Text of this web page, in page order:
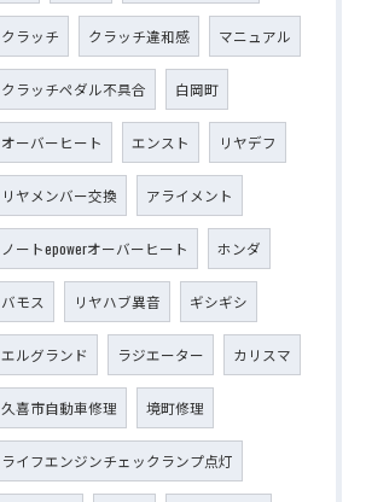
クラッチ クラッチ違和感 マニュアル
クラッチペダル不具合 白岡町
オーバーヒート エンスト リヤデフ
リヤメンバー交換 アライメント
ノートepowerオーバーヒート ホンダ
バモス リヤハブ異音 ギシギシ
エルグランド ラジエーター カリスマ
久喜市自動車修理 境町修理
ライフエンジンチェックランプ点灯